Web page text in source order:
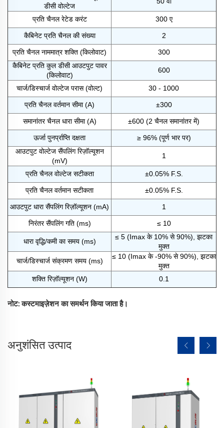
डीसी वोल्टेज
प्रति चैनल रेटेड करंट 300 ए
कैबिनेट प्रति चैनल की संख्या 2
प्रति चैनल नाममात्र शक्ति (किलोवाट)
300
कैबिनेट प्रति कुल डीसी आउटपुट पावर
(किलोवाट)
600
चार्ज/डिस्चार्ज वोल्टेज परास (वोल्ट) 30 - 1000
प्रति चैनल वर्तमान सीमा (A) ±300
समानांतर चैनल धारा सीमा (A) ±600 (2 चैनल समानांतर में)
ऊर्जा पुनर्प्राप्ति दक्षता
≥ 96% (पूर्ण भार पर)
आउटपुट वोल्टेज सैंपलिंग रिज़ॉल्यूशन
(mV)
1
प्रति चैनल वोल्टेज सटीकता ±0.05% F.S.
प्रति चैनल वर्तमान सटीकता ±0.05% F.S.
आउटपुट धारा सैंपलिंग रिज़ॉल्यूशन (mA) 1
निरंतर सैंपलिंग गति (ms) ≤ 10
धारा वृद्धि/कमी का समय (ms)
≤ 5 (Imax के 10% से 90%), झटका
मुक्त
चार्ज/डिस्चार्ज संक्रमण समय (ms)
≤ 10 (Imax के -90% से 90%), झटका
मुक्त
शक्ति रिज़ॉल्यूशन (W)
0.1
नोट: कस्टमाइज़ेशन का समर्थन किया जाता है।
अनुशंसित उत्पाद